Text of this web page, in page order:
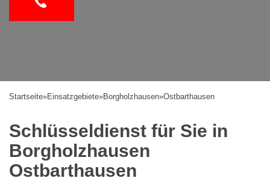
Startseite»Einsatzgebiete»Borgholzhausen»Ostbarthausen
Schlüsseldienst für Sie in
Borgholzhausen
Ostbarthausen